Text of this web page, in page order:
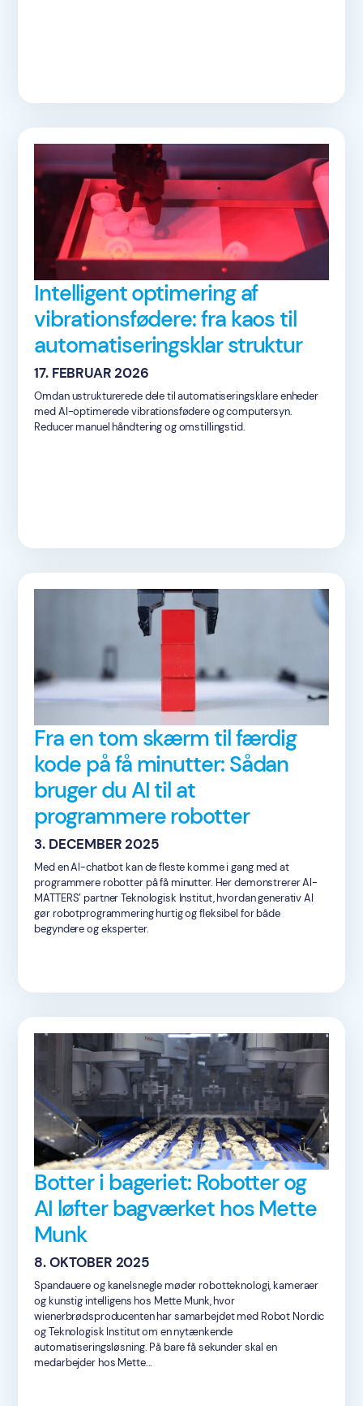
Intelligent optimering af
vibrationsfødere: fra kaos til
automatiseringsklar struktur
17. FEBRUAR 2026
Omdan ustrukturerede dele til automatiseringsklare enheder
med AI-optimerede vibrationsfødere og computersyn.
Reducer manuel håndtering og omstillingstid.
Fra en tom skærm til færdig
kode på få minutter: Sådan
bruger du AI til at
programmere robotter
3. DECEMBER 2025
Med en AI-chatbot kan de fleste komme i gang med at
programmere robotter på få minutter. Her demonstrerer AI-
MATTERS’ partner Teknologisk Institut, hvordan generativ AI
gør robotprogrammering hurtig og fleksibel for både
begyndere og eksperter.
Botter i bageriet: Robotter og
AI løfter bagværket hos Mette
Munk
8. OKTOBER 2025
Spandauere og kanelsnegle møder robotteknologi, kameraer
og kunstig intelligens hos Mette Munk, hvor
wienerbrødsproducenten har samarbejdet med Robot Nordic
og Teknologisk Institut om en nytænkende
automatiseringsløsning. På bare få sekunder skal en
medarbejder hos Mette...